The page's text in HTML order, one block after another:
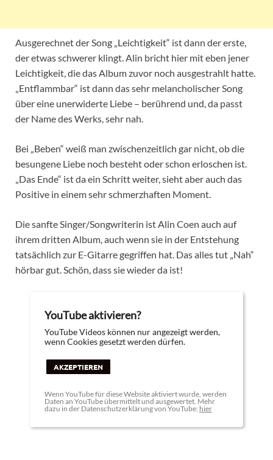
Ausgerechnet der Song „Leichtigkeit“ ist dann der erste,
der etwas schwerer klingt. Alin bricht hier mit eben jener
Leichtigkeit, die das Album zuvor noch ausgestrahlt hatte.
„Entflammbar“ ist dann das sehr melancholischer Song
über eine unerwiderte Liebe – berührend und, da passt
der Name des Werks, sehr nah.
Bei „Beben“ weiß man zwischenzeitlich gar nicht, ob die
besungene Liebe noch besteht oder schon erloschen ist.
„Das Ende“ ist da ein Schritt weiter, sieht aber auch das
Positive in einem sehr schmerzhaften Moment.
Die sanfte Singer/Songwriterin ist Alin Coen auch auf
ihrem dritten Album, auch wenn sie in der Entstehung
tatsächlich zur E-Gitarre gegriffen hat. Das alles tut „Nah“
hörbar gut. Schön, dass sie wieder da ist!
YouTube aktivieren?
YouTube Videos können nur angezeigt werden,
wenn Cookies gesetzt werden dürfen.
AKZEPTIEREN
Wenn YouTube für diese Website aktiviert wurde, werden
Daten an YouTube übermittelt und ausgewertet. Mehr
dazu in der Datenschutzerklärung von YouTube: hier